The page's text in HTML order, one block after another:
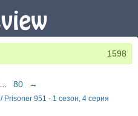
1598
80 →
Prisoner 951 - 1 сезон, 4 серия